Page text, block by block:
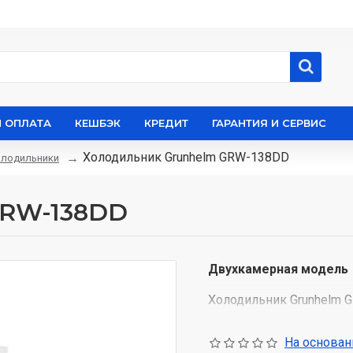
ОПЛАТА КЕШБЭК КРЕДИТ ГАРАНТИЯ И СЕРВИС
Холодильник Grunhelm GRW-138DD
138DD
Двухкамерная модель
Холодильник Grunhelm
морозильной. При
занимает 93 л, а
На